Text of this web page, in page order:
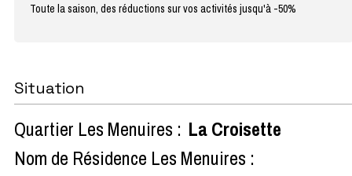
Toute la saison, des réductions sur vos activités jusqu'à -50%
Situation
Quartier Les Menuires : La Croisette
Nom de Résidence Les Menuires :